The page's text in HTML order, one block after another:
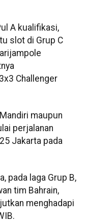
A kualifikasi,
slot di Grup C
Challenger
maupun
perjalanan
Jakarta pada
pada laga Grup B,
tim Bahrain,
menghadapi